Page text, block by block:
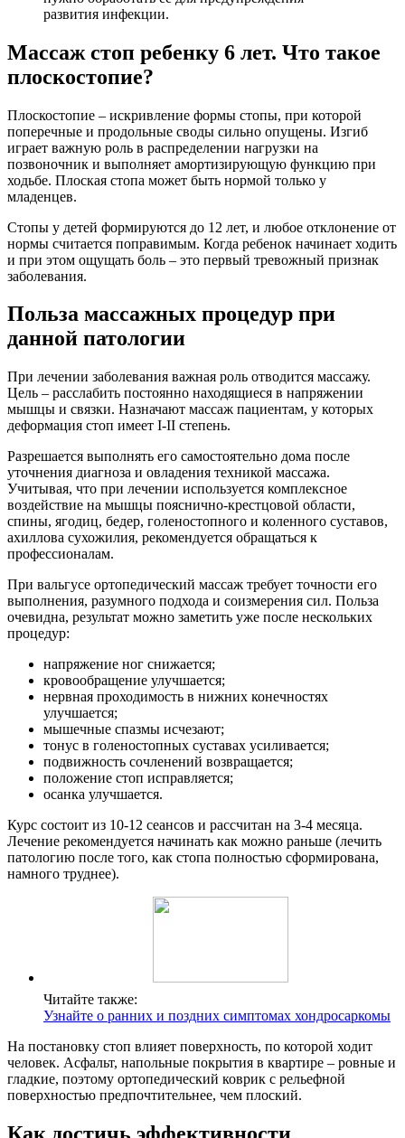
развития инфекции.
Массаж стоп ребенку 6 лет. Что такое
плоскостопие?
Плоскостопие – искривление формы стопы, при которой
поперечные и продольные своды сильно опущены. Изгиб
играет важную роль в распределении нагрузки на
позвоночник и выполняет амортизирующую функцию при
ходьбе. Плоская стопа может быть нормой только у
младенцев.
Стопы у детей формируются до 12 лет, и любое отклонение от
нормы считается поправимым. Когда ребенок начинает ходить
и при этом ощущать боль – это первый тревожный признак
заболевания.
Польза массажных процедур при
данной патологии
При лечении заболевания важная роль отводится массажу.
Цель – расслабить постоянно находящиеся в напряжении
мышцы и связки. Назначают массаж пациентам, у которых
деформация стоп имеет I-II степень.
Разрешается выполнять его самостоятельно дома после
уточнения диагноза и овладения техникой массажа.
Учитывая, что при лечении используется комплексное
воздействие на мышцы пояснично-крестцовой области,
спины, ягодиц, бедер, голеностопного и коленного суставов,
ахиллова сухожилия, рекомендуется обращаться к
профессионалам.
При вальгусе ортопедический массаж требует точности его
выполнения, разумного подхода и соизмерения сил. Польза
очевидна, результат можно заметить уже после нескольких
процедур:
напряжение ног снижается;
кровообращение улучшается;
нервная проходимость в нижних конечностях
улучшается;
мышечные спазмы исчезают;
тонус в голеностопных суставах усиливается;
подвижность сочленений возвращается;
положение стоп исправляется;
осанка улучшается.
Курс состоит из 10-12 сеансов и рассчитан на 3-4 месяца.
Лечение рекомендуется начинать как можно раньше (лечить
патологию после того, как стопа полностью сформирована,
намного труднее).
Читайте также:
Узнайте о ранних и поздних симптомах хондросаркомы
На постановку стоп влияет поверхность, по которой ходит
человек. Асфальт, напольные покрытия в квартире – ровные и
гладкие, поэтому ортопедический коврик с рельефной
поверхностью предпочтительнее, чем плоский.